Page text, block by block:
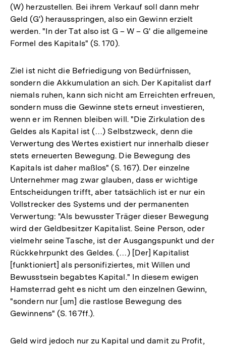
(W) herzustellen. Bei ihrem Verkauf soll dann mehr
Geld (G') herausspringen, also ein Gewinn erzielt
werden. "In der Tat also ist G – W – G' die allgemeine
Formel des Kapitals" (S. 170).
Ziel ist nicht die Befriedigung von Bedürfnissen,
sondern die Akkumulation an sich. Der Kapitalist darf
niemals ruhen, kann sich nicht am Erreichten erfreuen,
sondern muss die Gewinne stets erneut investieren,
wenn er im Rennen bleiben will. "Die Zirkulation des
Geldes als Kapital ist (…) Selbstzweck, denn die
Verwertung des Wertes existiert nur innerhalb dieser
stets erneuerten Bewegung. Die Bewegung des
Kapitals ist daher maßlos" (S. 167). Der einzelne
Unternehmer mag zwar glauben, dass er wichtige
Entscheidungen trifft, aber tatsächlich ist er nur ein
Vollstrecker des Systems und der permanenten
Verwertung: "Als bewusster Träger dieser Bewegung
wird der Geldbesitzer Kapitalist. Seine Person, oder
vielmehr seine Tasche, ist der Ausgangspunkt und der
Rückkehrpunkt des Geldes. (…) [Der] Kapitalist
[funktioniert] als personifiziertes, mit Willen und
Bewusstsein begabtes Kapital." In diesem ewigen
Hamsterrad geht es nicht um den einzelnen Gewinn,
"sondern nur [um] die rastlose Bewegung des
Gewinnens" (S. 167ff.).
Geld wird jedoch nur zu Kapital und damit zu Profit,